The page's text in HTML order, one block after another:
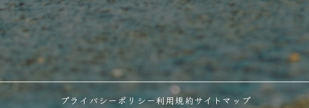
プライバシーポリシー利用規約サイトマップ